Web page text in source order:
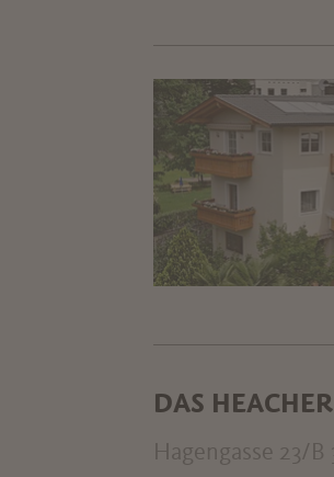
DAS HEACHER
Hagengasse 23/B